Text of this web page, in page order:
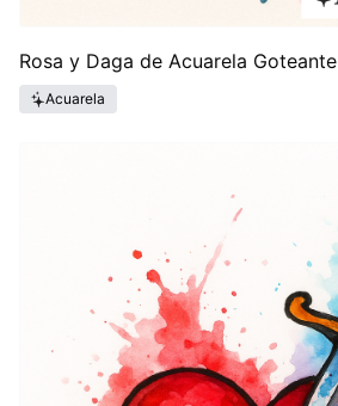
Rosa y Daga de Acuarela Goteante
Acuarela